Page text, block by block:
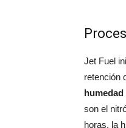
Jet Fuel
retención
humedad
son el
horas, la